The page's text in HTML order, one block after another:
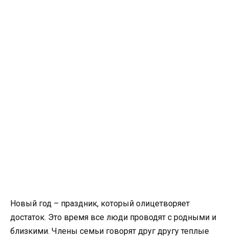
Новый год – праздник, который олицетворяет
достаток. Это время все люди проводят с родными и
близкими. Члены семьи говорят друг другу теплые